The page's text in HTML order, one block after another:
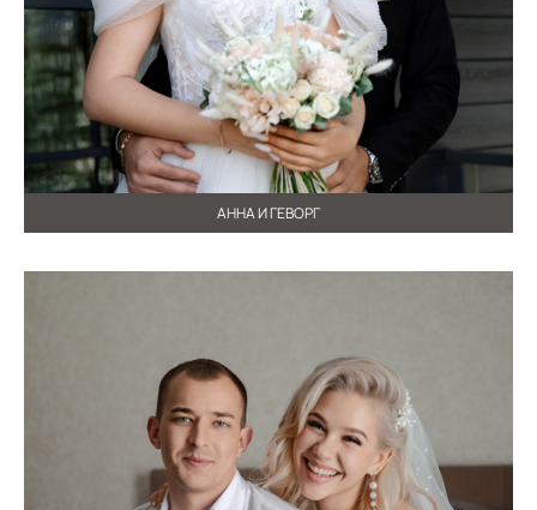
АННА И ГЕВОРГ